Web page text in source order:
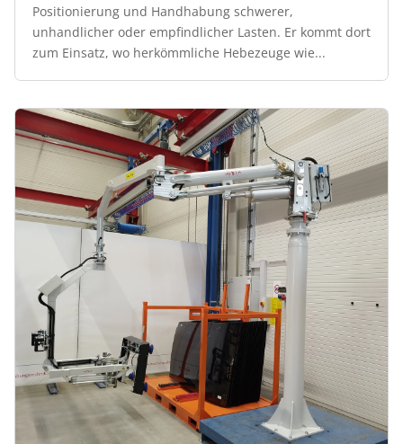
Positionierung und Handhabung schwerer,
unhandlicher oder empfindlicher Lasten. Er kommt dort
zum Einsatz, wo herkömmliche Hebezeuge wie...